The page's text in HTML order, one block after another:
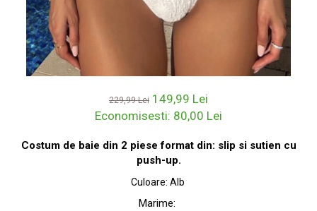
229,99 Lei 149,99 Lei
Economisesti: 80,00 Lei
Costum de baie din 2 piese format din: slip si sutien cu
push-up.
Culoare: Alb
Marime: